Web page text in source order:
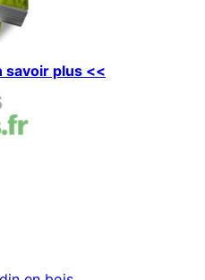
savoir plus <<